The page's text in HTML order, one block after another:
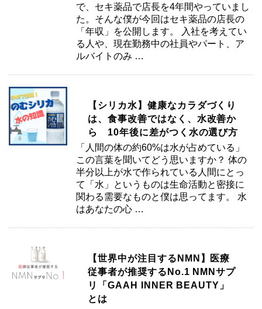
で、セキ薬品で店長を4年間やっていまし
た。そんな僕が今回はセキ薬品の店長の
「年収」を公開します。 入社を考えてい
る人や、現在勤務中の社員やパート、ア
ルバイトのみ …
【シリカ水】健康なカラダづくり
は、食事改善ではなく、水改善か
ら 10年後に差がつく水の選び方
「人間の体の約60%は水が占めている」
この言葉を聞いてどう思いますか？ 体の
半分以上が水で作られている人間にとっ
て「水」というものは生命活動と密接に
関わる需要なものと僕は思ってます。 水
はあなたの心 …
【世界中が注目するNMN】医療
従事者が推奨するNo.1 NMNサプ
リ「GAAH INNER BEAUTY」
とは